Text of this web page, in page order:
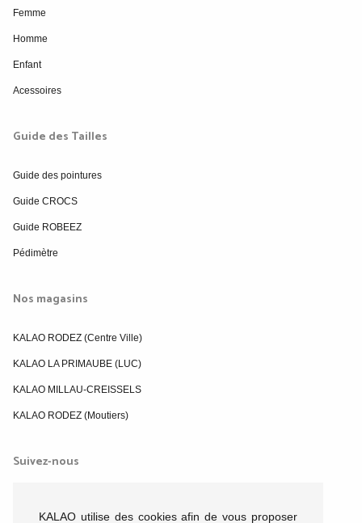
KALAO utilise des cookies afin de vous proposer
Femme
Homme
Enfant
Acessoires
Guide des Tailles
Guide des pointures
Guide CROCS
Guide ROBEEZ
Pédimètre
Nos magasins
KALAO RODEZ (Centre Ville)
KALAO LA PRIMAUBE (LUC)
KALAO MILLAU-CREISSELS
KALAO RODEZ (Moutiers)
Suivez-nous